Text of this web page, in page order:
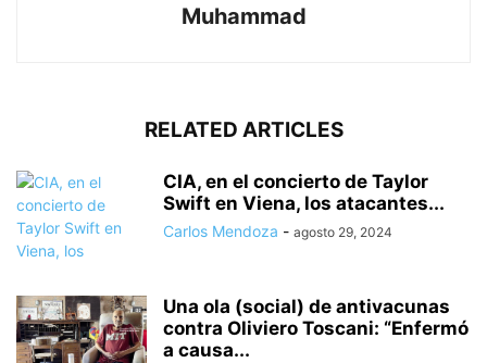
Muhammad
RELATED ARTICLES
CIA, en el concierto de Taylor
Swift en Viena, los atacantes...
Carlos Mendoza - agosto 29, 2024
Una ola (social) de antivacunas
contra Oliviero Toscani: “Enfermó
a causa...